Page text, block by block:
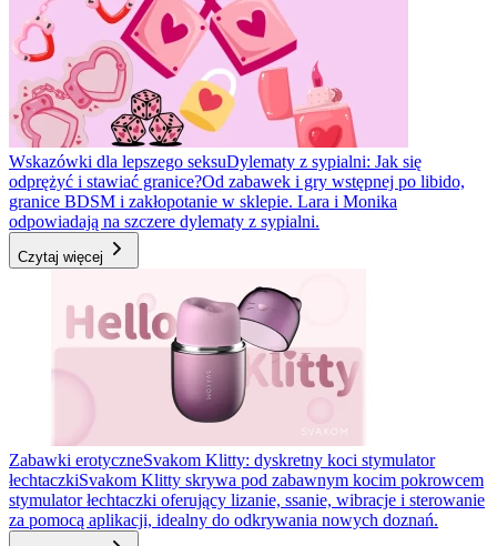
Wskazówki dla lepszego seksuDylematy z sypialni: Jak się
odprężyć i stawiać granice?Od zabawek i gry wstępnej po libido,
granice BDSM i zakłopotanie w sklepie. Lara i Monika
odpowiadają na szczere dylematy z sypialni.
Czytaj więcej
Zabawki erotyczneSvakom Klitty: dyskretny koci stymulator
łechtaczkiSvakom Klitty skrywa pod zabawnym kocim pokrowcem
stymulator łechtaczki oferujący lizanie, ssanie, wibracje i sterowanie
za pomocą aplikacji, idealny do odkrywania nowych doznań.